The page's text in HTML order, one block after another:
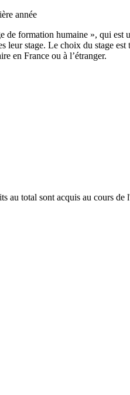
année
de formation humaine », qui
leur stage. Le choix du stage
en France ou à l’étranger.
au total sont acquis au cours